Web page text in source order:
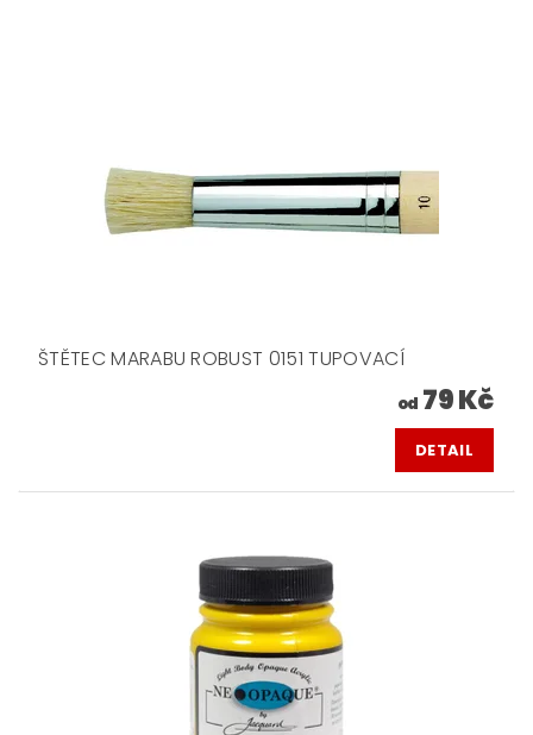
ŠTĚTEC MARABU ROBUST 0151 TUPOVACÍ
od 79 Kč
DETAIL